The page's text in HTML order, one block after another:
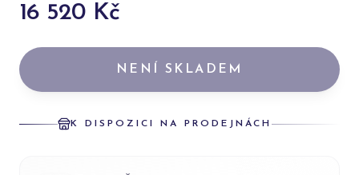
16 520 Kč
NENÍ SKLADEM
K DISPOZICI NA PRODEJNÁCH